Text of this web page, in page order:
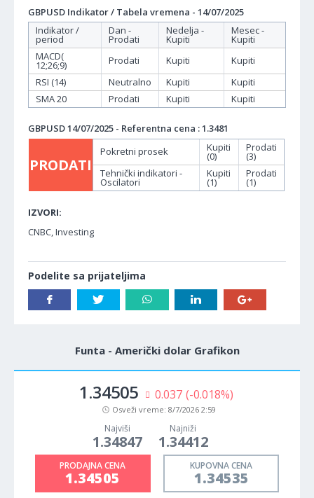
GBPUSD Indikator / Tabela vremena - 14/07/2025
Indikator /
period
Dan -
Prodati
Nedelja -
Kupiti
Mesec -
Kupiti
MACD(
12;26;9) Prodati Kupiti
Kupiti
RSI (14)
Neutralno Kupiti
Kupiti
SMA 20
Prodati Kupiti Kupiti
GBPUSD 14/07/2025 - Referentna cena : 1.3481
PRODATI
Pokretni prosek Kupiti
(0)
Prodati
(3)
Tehnički indikatori -
Oscilatori
Kupiti
(1)
Prodati
(1)
IZVORI:
CNBC, Investing
Podelite sa prijateljima
Funta - Američki dolar Grafikon
1.34505 0.037 (-0.018%)
Osveži vreme: 8/7/2026 2:59
Najviši
1.34847
Najniži
1.34412
PRODAJNA CENA
1.34505
KUPOVNA CENA
1.34535